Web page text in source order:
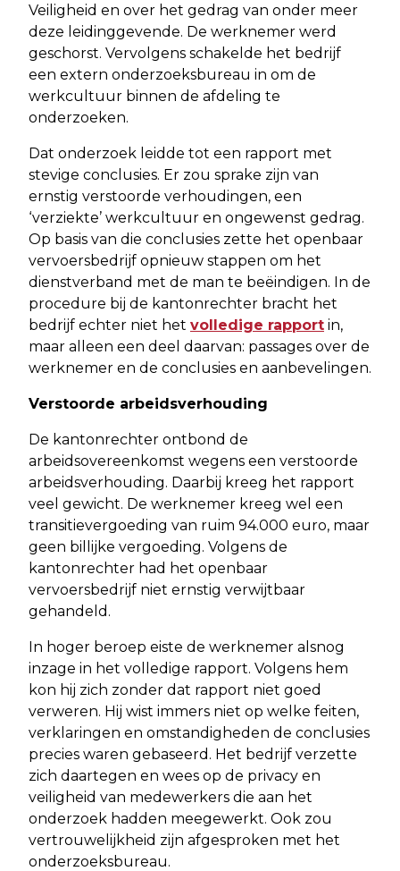
Veiligheid en over het gedrag van onder meer
deze leidinggevende. De werknemer werd
geschorst. Vervolgens schakelde het bedrijf
een extern onderzoeksbureau in om de
werkcultuur binnen de afdeling te
onderzoeken.
Dat onderzoek leidde tot een rapport met
stevige conclusies. Er zou sprake zijn van
ernstig verstoorde verhoudingen, een
‘verziekte’ werkcultuur en ongewenst gedrag.
Op basis van die conclusies zette het openbaar
vervoersbedrijf opnieuw stappen om het
dienstverband met de man te beëindigen. In de
procedure bij de kantonrechter bracht het
bedrijf echter niet het volledige rapport in,
maar alleen een deel daarvan: passages over de
werknemer en de conclusies en aanbevelingen.
Verstoorde arbeidsverhouding
De kantonrechter ontbond de
arbeidsovereenkomst wegens een verstoorde
arbeidsverhouding. Daarbij kreeg het rapport
veel gewicht. De werknemer kreeg wel een
transitievergoeding van ruim 94.000 euro, maar
geen billijke vergoeding. Volgens de
kantonrechter had het openbaar
vervoersbedrijf niet ernstig verwijtbaar
gehandeld.
In hoger beroep eiste de werknemer alsnog
inzage in het volledige rapport. Volgens hem
kon hij zich zonder dat rapport niet goed
verweren. Hij wist immers niet op welke feiten,
verklaringen en omstandigheden de conclusies
precies waren gebaseerd. Het bedrijf verzette
zich daartegen en wees op de privacy en
veiligheid van medewerkers die aan het
onderzoek hadden meegewerkt. Ook zou
vertrouwelijkheid zijn afgesproken met het
onderzoeksbureau.